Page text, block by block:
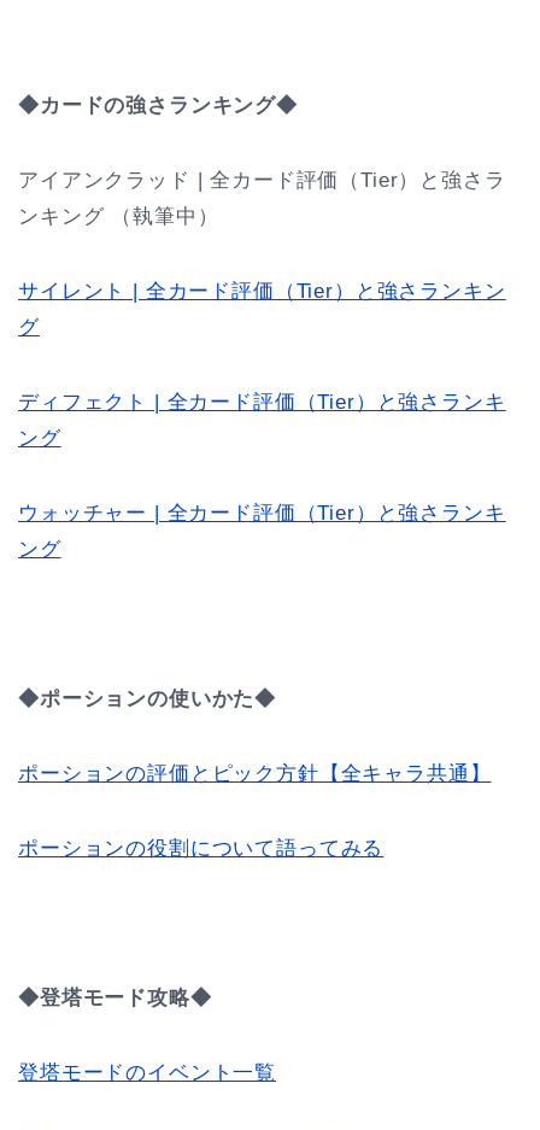
◆カードの強さランキング◆
アイアンクラッド | 全カード評価（Tier）と強さラ
ンキング （執筆中）
サイレント | 全カード評価（Tier）と強さランキン
グ
ディフェクト | 全カード評価（Tier）と強さランキ
ング
ウォッチャー | 全カード評価（Tier）と強さランキ
ング
◆ポーションの使いかた◆
ポーションの評価とピック方針【全キャラ共通】
ポーションの役割について語ってみる
◆登塔モード攻略◆
登塔モードのイベント一覧